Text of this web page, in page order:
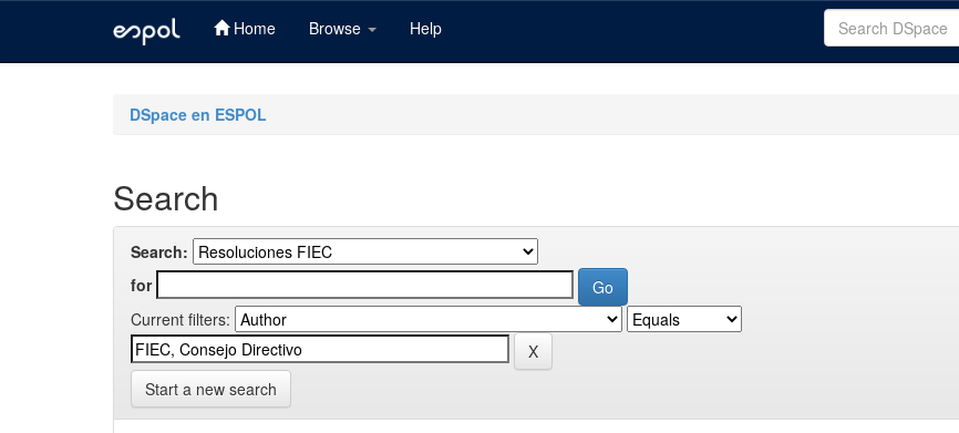
Home Browse Help
DSpace en ESPOL
Search
Search:
for
Current filters:
Start a new search